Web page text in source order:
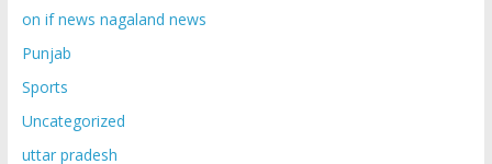
on if news nagaland news
Punjab
Sports
Uncategorized
uttar pradesh